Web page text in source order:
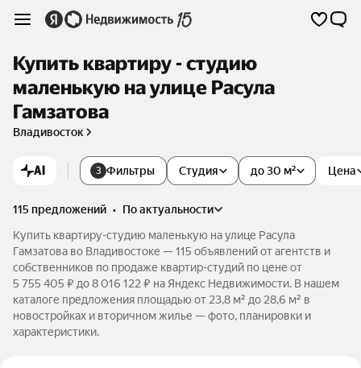
Купить квартиру - студию
маленькую на улице Расула
Гамзатова
Владивосток
AI 3 Фильтры Студия Цена
до 30 м²
115 предложений •
по актуальности
Купить квартиру-студию маленькую на улице Расула
Гамзатова во Владивостоке — 115 объявлений от агентств и
собственников по продаже квартир-студий по цене от
5 755 405 ₽ до 8 016 122 ₽ на Яндекс Недвижимости. В нашем
каталоге предложения площадью от 23,8 м² до 28,6 м² в
новостройках и вторичном жилье — фото, планировки и
характеристики.